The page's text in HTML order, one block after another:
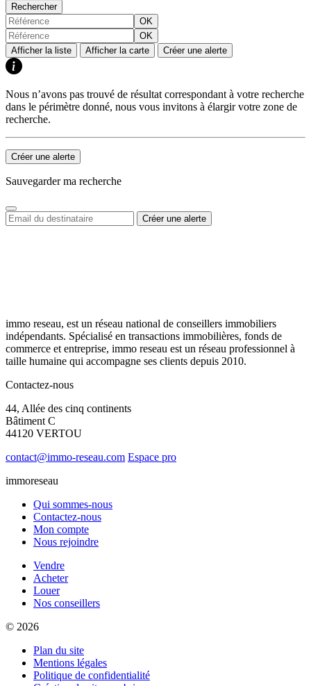
Rechercher
OK
OK
Afficher la liste
Afficher la carte Créer une alerte
Nous n’avons pas trouvé de résultat correspondant à votre recherche
dans le périmètre donné, nous vous invitons à élargir votre zone de
recherche.
Créer une alerte
Sauvegarder ma recherche
immo reseau, est un réseau national de conseillers immobiliers
indépendants. Spécialisé en transactions immobilières, fonds de
commerce et entreprise, immo reseau est un réseau professionnel à
taille humaine qui accompagne ses clients depuis 2010.
Contactez-nous
44, Allée des cinq continents
Bâtiment C
44120 VERTOU
contact@immo-reseau.com Espace pro
immoreseau
Qui sommes-nous
Contactez-nous
Mon compte
Nous rejoindre
Vendre
Acheter
Louer
Nos conseillers
© 2026
Plan du site
Mentions légales
Politique de confidentialité